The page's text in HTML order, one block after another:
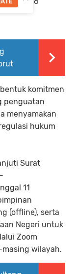
komitmen
penguatan
menyamakan
hukum
Surat
11
(offline), serta
Negeri untuk
Zoom
wilayah.